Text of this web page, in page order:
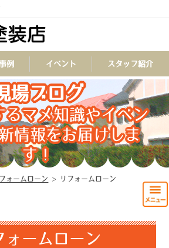
例 イベント スタッフ紹介
場ブログ
るマメ知識やイベン
情報をお届けしま
す！
ォームローン > リフォームローン
ォームローン